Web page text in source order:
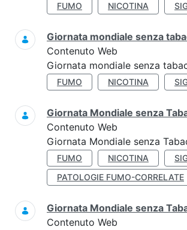
FUMO NICOTINA
Giornata mondiale senza
Contenuto Web
Giornata mondiale senza
FUMO NICOTINA
Giornata Mondiale senza
Contenuto Web
Giornata Mondiale senza
FUMO NICOTINA
PATOLOGIE FUMO-CORRELATE
Giornata Mondiale senza
Contenuto Web